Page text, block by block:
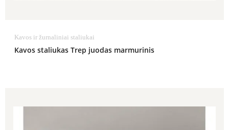
Kavos ir žurnaliniai staliukai
Kavos staliukas Trep juodas marmurinis